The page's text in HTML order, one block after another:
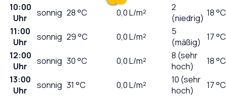
10:00
Uhr
sonnig 28°C 0,0L/m²
2
(niedrig) 18 °C
11:00
Uhr
sonnig 29°C 0,0L/m²
5
(mäßig)
17 °C
12:00
Uhr
sonnig 30°C 0,0L/m²
8 (sehr
hoch)
18 °C
13:00
Uhr
sonnig 31 °C 0,0L/m²
10 (sehr
hoch)
17 °C